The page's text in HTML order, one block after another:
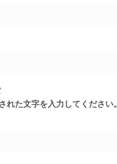
れた文字を入力してください。